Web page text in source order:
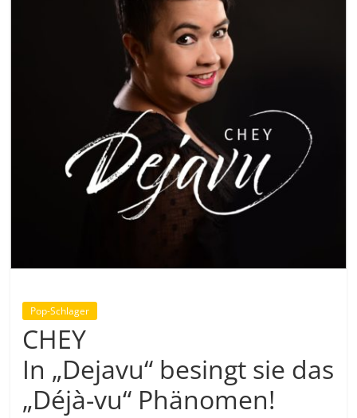
Pop-Schlager
CHEY
In „Dejavu“ besingt sie das
„Déjà-vu“ Phänomen!